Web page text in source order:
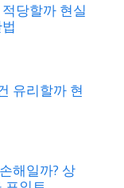
당할까 현실
유리할까 현
해일까? 상